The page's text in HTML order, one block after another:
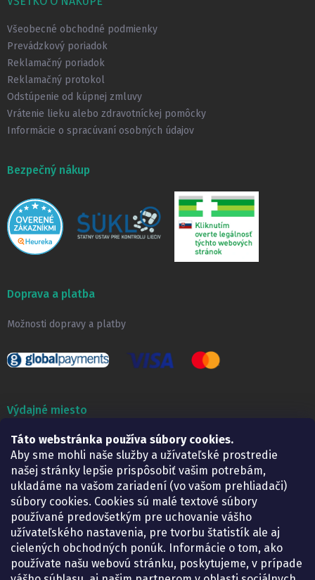
Táto webstránka používa súbory cookies.
Aby sme mohli naše služby a užívateľské prostredie
našej stránky lepšie prispôsobiť vašim potrebám,
ukladáme na vašom zariadení (vo vašom prehliadači)
súbory cookies. Cookies sú malé textové súbory
používané predovšetkým pre uchovanie vášho
užívateľského nastavenia, pre tvorbu štatistík ale aj
cielených obchodných ponúk. Informácie o tom, ako
používate našu webovú stránku, poskytujeme, v prípade
Všeobecné obchodné podmienky
Prevádzkový poriadok
Reklamačný poriadok
Reklamačný protokol
Odstúpenie od kúpnej zmluvy
Vrátenie lieku alebo zdravotníckej pomôcky
Informácie o spracúvaní osobných údajov
Bezpečný nákup
Doprava a platba
Možnosti dopravy a platby
Výdajné miesto
Lekáreň ADONAI
Košice – Smetanova 2
Pondelok:
07.30 – 15.30 h.
Utorok:
07.30 – 16.00 h.
Streda:
07.30 – 16.00 h.
Štvrtok:
07.30 – 15.30 h.
Piatok:
07.30 – 15.30 h.
KONTAKT